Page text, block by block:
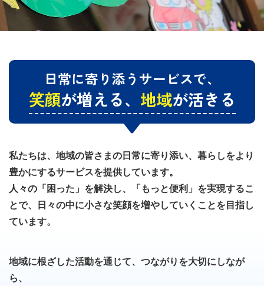
日常に寄り添うサービスで、
笑顔が増える、 地域が活きる
私たちは、地域の皆さまの日常に寄り添い、暮らしをより
豊かにするサービスを提供しています。
人々の「困った」を解決し、「もっと便利」を実現するこ
とで、日々の中に小さな笑顔を増やしていくことを目指し
ています。
地域に根ざした活動を通じて、つながりを大切にしなが
ら、